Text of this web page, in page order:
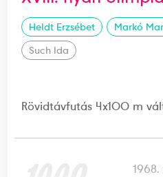
Heldt Erzsébet Markó
Such Ida
Rövidtávfutás 4x100 m